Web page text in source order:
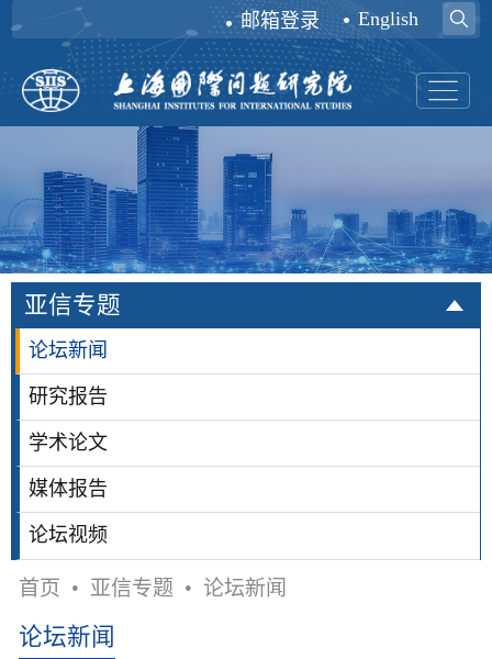
邮箱登录 English
亚信专题
论坛新闻
研究报告
学术论文
媒体报告
论坛视频
首页 • 亚信专题 • 论坛新闻
论坛新闻